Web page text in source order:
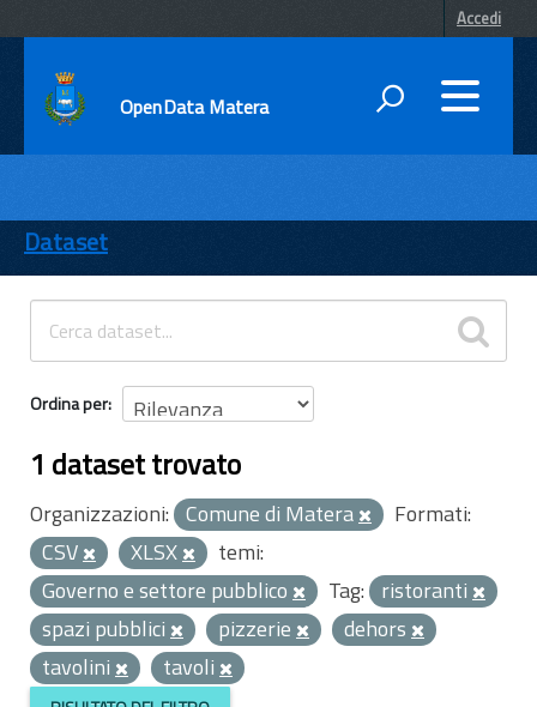
Accedi
OpenData Matera
ENTI
TEMI
INFORMAZIONI
Dataset
Ordina per
1 dataset trovato
Organizzazioni: Comune di Matera
Formati:
CSV
XLSX
temi:
Governo e settore pubblico
Tag: ristoranti
spazi pubblici
pizzerie
dehors
tavolini
tavoli